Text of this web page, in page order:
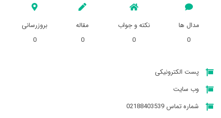
مدال ها
0
نکته و جواب
0
مقاله
0
بروزرسانی
0
پست الکترونیکی
وب سایت
شماره تماس 02188403539